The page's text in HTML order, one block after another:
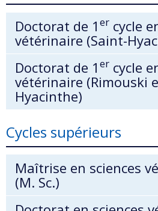
Doctorat de 1 er cycle
vétérinaire (Saint-
Doctorat de 1 er cycle
vétérinaire (Rimouski
Hyacinthe)
Cycles supérieurs
Maîtrise en sciences
(M. Sc.)